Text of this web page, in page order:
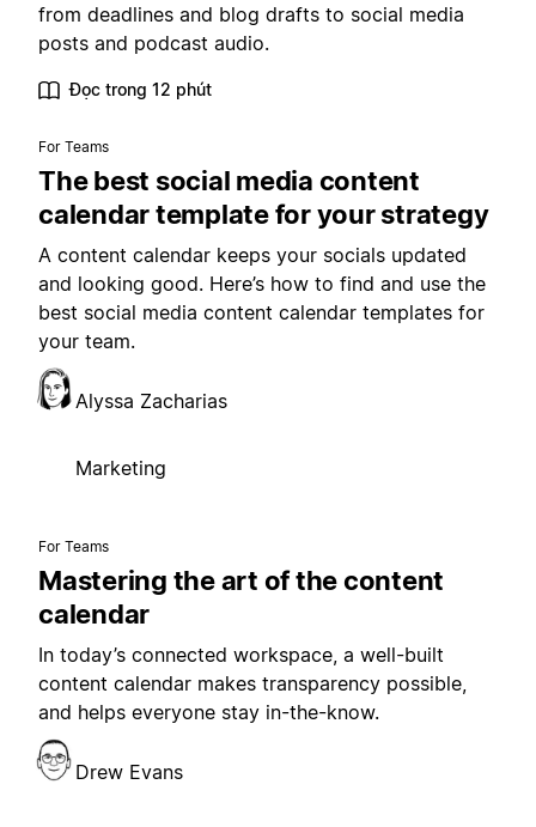
from deadlines and blog drafts to social media
posts and podcast audio.
Đọc trong 12 phút
For Teams
The best social media content
calendar template for your strategy
A content calendar keeps your socials updated
and looking good. Here’s how to find and use the
best social media content calendar templates for
your team.
Alyssa Zacharias
Marketing
For Teams
Mastering the art of the content
calendar
In today’s connected workspace, a well-built
content calendar makes transparency possible,
and helps everyone stay in-the-know.
Drew Evans